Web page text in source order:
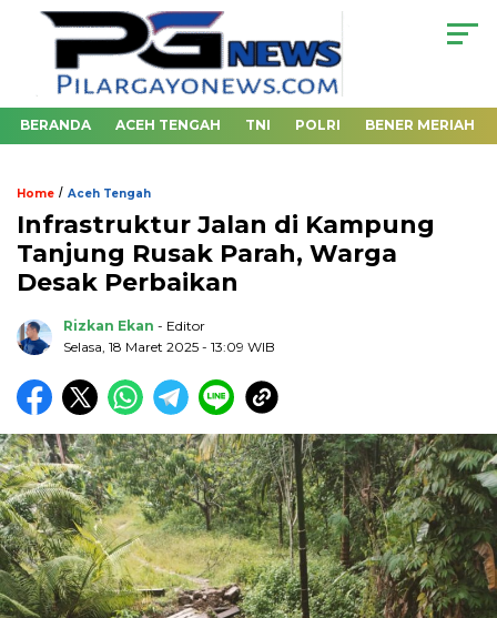
BERANDA ACEH TENGAH TNI POLRI BENER MERIAH
Home / Aceh Tengah
Infrastruktur Jalan di Kampung
Tanjung Rusak Parah, Warga
Desak Perbaikan
Rizkan Ekan - Editor
Selasa, 18 Maret 2025 - 13:09 WIB